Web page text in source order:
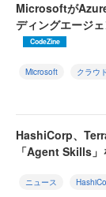
Microsoftが
ディングエージ
CodeZine
Microsoft クラウ
HashiCorp、
「Agent Skills」
ニュース